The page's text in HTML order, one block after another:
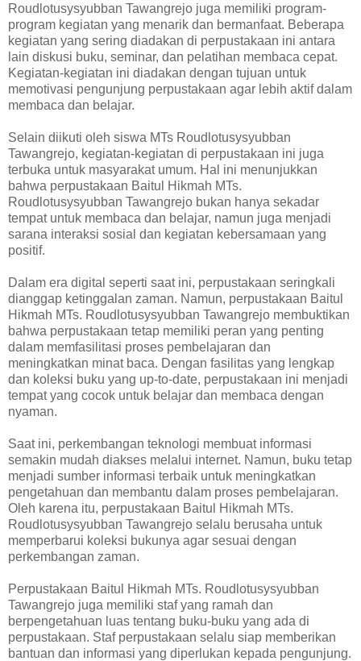
Roudlotusysyubban Tawangrejo juga memiliki program-
program kegiatan yang menarik dan bermanfaat. Beberapa
kegiatan yang sering diadakan di perpustakaan ini antara
lain diskusi buku, seminar, dan pelatihan membaca cepat.
Kegiatan-kegiatan ini diadakan dengan tujuan untuk
memotivasi pengunjung perpustakaan agar lebih aktif dalam
membaca dan belajar.
Selain diikuti oleh siswa MTs Roudlotusysyubban
Tawangrejo, kegiatan-kegiatan di perpustakaan ini juga
terbuka untuk masyarakat umum. Hal ini menunjukkan
bahwa perpustakaan Baitul Hikmah MTs.
Roudlotusysyubban Tawangrejo bukan hanya sekadar
tempat untuk membaca dan belajar, namun juga menjadi
sarana interaksi sosial dan kegiatan kebersamaan yang
positif.
Dalam era digital seperti saat ini, perpustakaan seringkali
dianggap ketinggalan zaman. Namun, perpustakaan Baitul
Hikmah MTs. Roudlotusysyubban Tawangrejo membuktikan
bahwa perpustakaan tetap memiliki peran yang penting
dalam memfasilitasi proses pembelajaran dan
meningkatkan minat baca. Dengan fasilitas yang lengkap
dan koleksi buku yang up-to-date, perpustakaan ini menjadi
tempat yang cocok untuk belajar dan membaca dengan
nyaman.
Saat ini, perkembangan teknologi membuat informasi
semakin mudah diakses melalui internet. Namun, buku tetap
menjadi sumber informasi terbaik untuk meningkatkan
pengetahuan dan membantu dalam proses pembelajaran.
Oleh karena itu, perpustakaan Baitul Hikmah MTs.
Roudlotusysyubban Tawangrejo selalu berusaha untuk
memperbarui koleksi bukunya agar sesuai dengan
perkembangan zaman.
Perpustakaan Baitul Hikmah MTs. Roudlotusysyubban
Tawangrejo juga memiliki staf yang ramah dan
berpengetahuan luas tentang buku-buku yang ada di
perpustakaan. Staf perpustakaan selalu siap memberikan
bantuan dan informasi yang diperlukan kepada pengunjung.